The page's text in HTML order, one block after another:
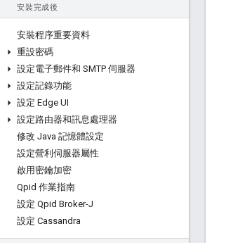
安裝完成後
安裝程序重要資料
重設密碼
設定電子郵件和 SMTP 伺服器
設定記錄功能
設定 Edge UI
設定路由器和訊息處理器
修改 Java 記憶體設定
設定營利伺服器屬性
啟用密鑰加密
Qpid 作業指南
設定 Qpid Broker-J
設定 Cassandra